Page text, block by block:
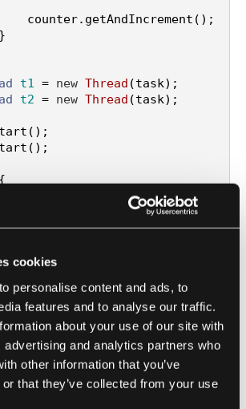
cookies
personalise content and ads, to
features and to analyse our traffic.
about your use of our site with
advertising and analytics partners who
other information that you’ve
that they’ve collected from your use
t1 = new Thread (task);
t2 = new Thread (task);
(InterruptedException e) {
System.out.println(
"Wartość licznik
Javy używana jest klasa